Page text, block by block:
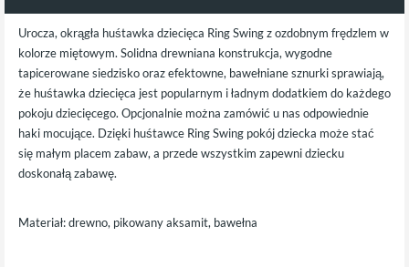
Urocza, okrągła huśtawka dziecięca Ring Swing z ozdobnym frędzlem w
kolorze miętowym. Solidna drewniana konstrukcja, wygodne
tapicerowane siedzisko oraz efektowne, bawełniane sznurki sprawiają,
że huśtawka dziecięca jest popularnym i ładnym dodatkiem do każdego
pokoju dziecięcego. Opcjonalnie można zamówić u nas odpowiednie
haki mocujące. Dzięki huśtawce Ring Swing pokój dziecka może stać
się małym placem zabaw, a przede wszystkim zapewni dziecku
doskonałą zabawę.
Materiał: drewno, pikowany aksamit, bawełna